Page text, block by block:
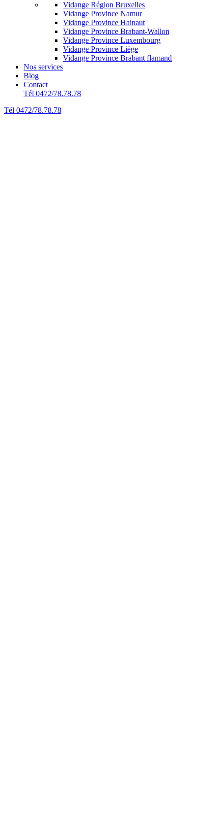
Vidange Région Bruxelles
Vidange Province Namur
Vidange Province Hainaut
Vidange Province Brabant-Wallon
Vidange Province Luxembourg
Vidange Province Liège
Vidange Province Brabant flamand
Nos services
Blog
Contact
Tél 0472/78.78.78
Tél 0472/78.78.78